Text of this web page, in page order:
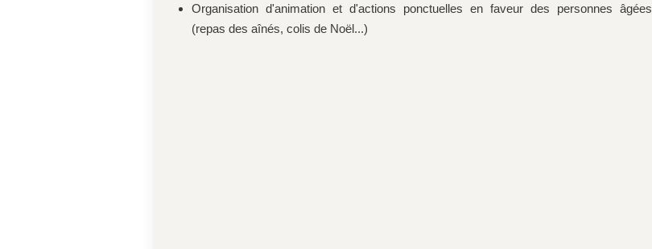
Organisation d'animation et d'actions ponctuelles en faveur des personnes âgées
(repas des aînés, colis de Noël...)